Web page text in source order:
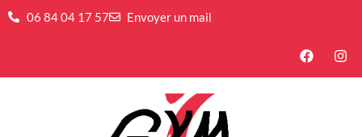
06 84 04 17 57 Envoyer un mail